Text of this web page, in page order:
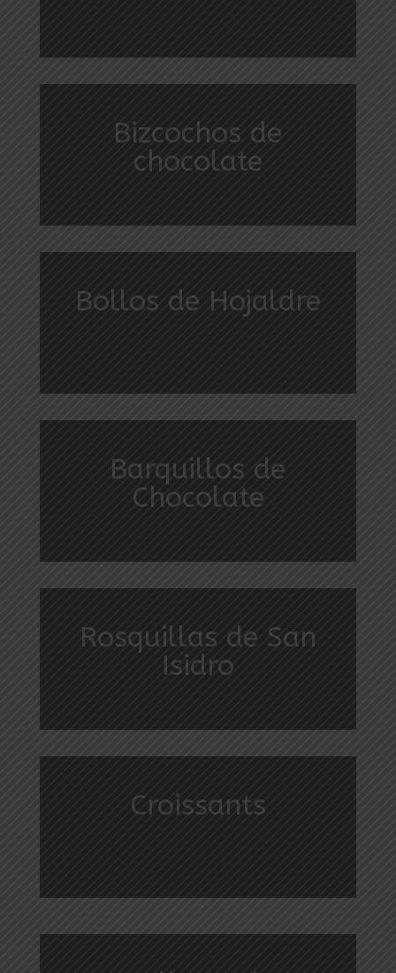
Bizcochos de
chocolate
Bollos de Hojaldre
Barquillos de
Chocolate
Rosquillas de San
Isidro
Croissants